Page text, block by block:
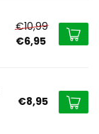
€10,99
€6,95
€8,95